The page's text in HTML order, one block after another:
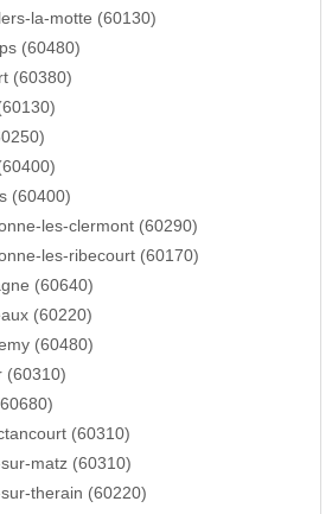
la-motte (60130)
(60480)
(60380)
(60400)
les-clermont (60290)
les-ribecourt (60170)
(60640)
(60220)
(60480)
(60310)
(60310)
matz (60310)
therain (60220)